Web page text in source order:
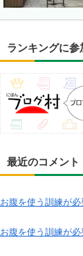
ランキングに参
最近のコメント
お腹を使う訓練が必
お腹を使う訓練が必